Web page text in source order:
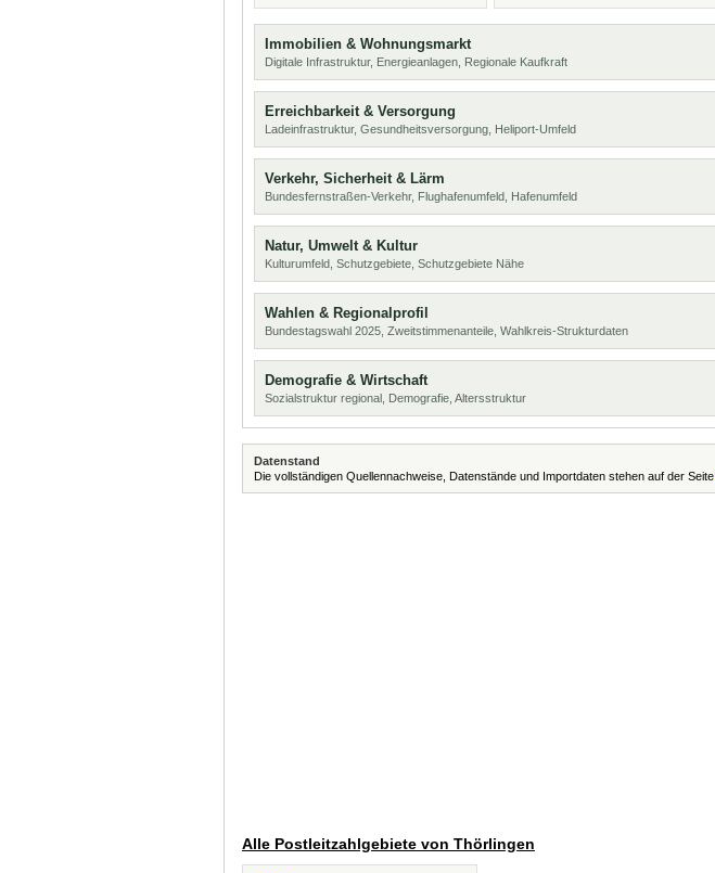
Immobilien & Wohnungsmarkt
Digitale Infrastruktur, Energieanlagen, Regionale Kaufkraft
Erreichbarkeit & Versorgung
Ladeinfrastruktur, Gesundheitsversorgung, Heliport-Umfeld
Verkehr, Sicherheit & Lärm
Bundesfernstraßen-Verkehr, Flughafenumfeld, Hafenumfeld
Natur, Umwelt & Kultur
Kulturumfeld, Schutzgebiete, Schutzgebiete Nähe
Wahlen & Regionalprofil
Bundestagswahl 2025, Zweitstimmenanteile, Wahlkreis-Strukturdaten
Demografie & Wirtschaft
Sozialstruktur regional, Demografie, Altersstruktur
Datenstand
Die vollständigen Quellennachweise, Datenstände und Importdaten stehen auf der Seite
Alle Postleitzahlgebiete von Thörlingen